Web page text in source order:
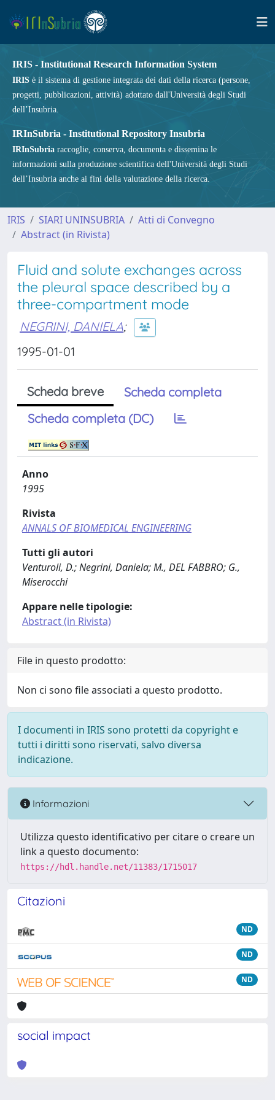
IRIS - Institutional Research Information System
IRIS è il sistema di gestione integrata dei dati della ricerca (persone,
progetti, pubblicazioni, attività) adottato dall'Università degli Studi
dell’Insubria.
IRInSubria - Institutional Repository Insubria
IRInSubria raccoglie, conserva, documenta e dissemina le
informazioni sulla produzione scientifica dell'Università degli Studi
dell’Insubria anche ai fini della valutazione della ricerca.
IRIS SIARI UNINSUBRIA
Atti di Convegno
Abstract (in Rivista)
Fluid and solute exchanges across
the pleural space described by a
three-compartment mode
NEGRINI, DANIELA;
1995-01-01
Scheda breve
Scheda completa
Scheda completa (DC)
Anno
1995
Rivista
ANNALS OF BIOMEDICAL ENGINEERING
Tutti gli autori
Venturoli, D.; Negrini, Daniela; M., DEL FABBRO; G.,
Miserocchi
Appare nelle tipologie:
Abstract (in Rivista)
File in questo prodotto:
Non ci sono file associati a questo prodotto.
I documenti in IRIS sono protetti da copyright e
tutti i diritti sono riservati, salvo diversa
indicazione.
Informazioni
Utilizza questo identificativo per citare o creare un
link a questo documento:
https://hdl.handle.net/11383/1715017
Citazioni
ND
ND
ND
social impact